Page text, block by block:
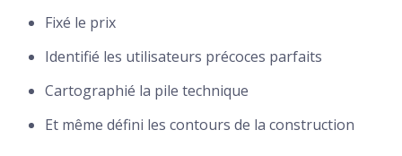
Fixé le prix
Identifié les utilisateurs précoces parfaits
Cartographié la pile technique
Et même défini les contours de la construction